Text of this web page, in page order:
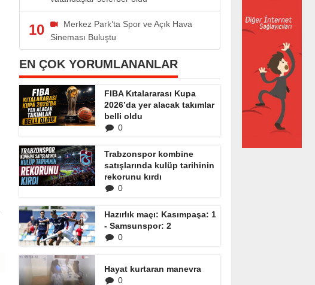
10
Merkez Park’ta Spor ve Açık Hava
Sineması Buluştu
EN ÇOK YORUMLANANLAR
FIBA Kıtalararası Kupa
2026’da yer alacak takımlar
belli oldu
0
Trabzonspor kombine
satışlarında kulüp tarihinin
rekorunu kırdı
0
Hazırlık maçı: Kasımpaşa: 1
- Samsunspor: 2
0
Hayat kurtaran manevra
0